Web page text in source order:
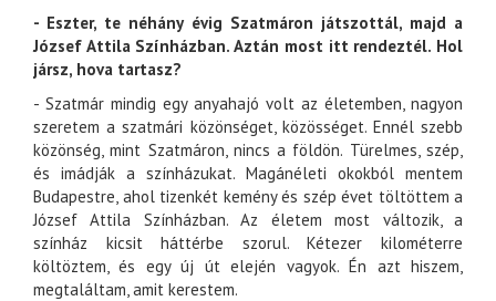
- Eszter, te néhány évig Szatmáron játszottál, majd a
József Attila Színházban. Aztán most itt rendeztél. Hol
jársz, hova tartasz?
- Szatmár mindig egy anyahajó volt az életemben, nagyon
szeretem a szatmári közönséget, közösséget. Ennél szebb
közönség, mint Szatmáron, nincs a földön. Türelmes, szép,
és imádják a színházukat. Magánéleti okokból mentem
Budapestre, ahol tizenkét kemény és szép évet töltöttem a
József Attila Színházban. Az életem most változik, a
színház kicsit háttérbe szorul. Kétezer kilométerre
költöztem, és egy új út elején vagyok. Én azt hiszem,
megtaláltam, amit kerestem.